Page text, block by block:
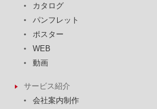
カタログ
パンフレット
ポスター
WEB
動画
サービス紹介
会社案内制作